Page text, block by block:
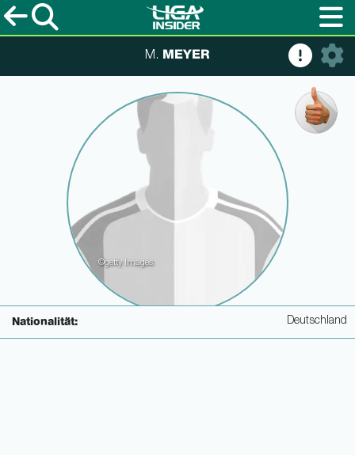
M. MEYER
©getty Images
Nationalität: Deutschland